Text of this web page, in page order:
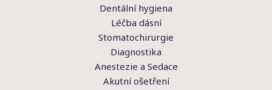
Dentální hygiena
Léčba dásní
Stomatochirurgie
Diagnostika
Anestezie a Sedace
Akutní ošetření